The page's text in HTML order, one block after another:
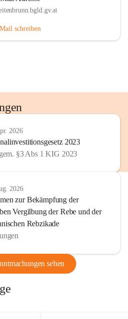
schreiben
2026
2023
§3 Abs 1 KIG 2023
2026
zur Bekämpfung der
Vergilbung der Rebe und der
Rebzikade
sehen